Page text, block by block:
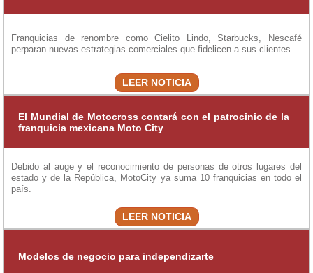
Franquicias de renombre como Cielito Lindo, Starbucks, Nescafé
perparan nuevas estrategias comerciales que fidelicen a sus clientes.
LEER NOTICIA
El Mundial de Motocross contará con el patrocinio de la
franquicia mexicana Moto City
Debido al auge y el reconocimiento de personas de otros lugares del
estado y de la República, MotoCity ya suma 10 franquicias en todo el
país.
LEER NOTICIA
Modelos de negocio para independizarte